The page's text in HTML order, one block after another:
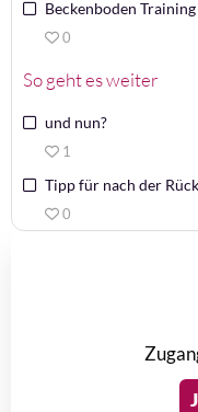
Beckenboden Training
0
So geht es weiter
und nun?
1
Tipp für nach der
0